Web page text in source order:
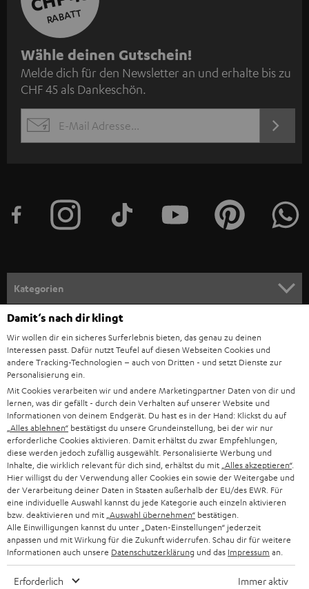
RABATT
N
e
w
s
l
e
n
m
e
l
d
u
n
g
Wähle deinen Gutschein!
Melde dich für den Newsletter an und erhalte bis zu
CHF 45 als Dankeschön.
EMAIL
JETZT
Kategorien
HEIMKINO
HEIMKINO-KOMPLETTANLAGEN
SOUNDBARS
STEREO
SMART HOME
BLUETOOTH-LAUTSPRECHER
KOPFHÖRER
BLUETOOTH-KOPFHÖRER
Unternehmen
SUPPORT
KARRIERE
PRESSE & MARKETING
GESCHÄFTSKUNDEN
PARTNERPROGRAMM
BLOG
NEWSLETTER
Teufel Onlineshops
DEUTSCHLAND
ÖSTERREICH
SCHWEIZ
NIEDERLANDE
FRANKREICH
Damit‘s nach dir klingt
Wir wollen dir ein sicheres Surferlebnis bieten, das genau zu deinen
Interessen passt. Dafür nutzt Teufel auf diesen Webseiten Cookies und
andere Tracking-Technologien – auch von Dritten - und setzt Dienste zur
Personalisierung ein.
Mit Cookies verarbeiten wir und andere Marketingpartner Daten von dir und
lernen, was dir gefällt - durch dein Verhalten auf unserer Website und
Informationen von deinem Endgerät. Du hast es in der Hand: Klickst du auf
„Alles ablehnen“ bestätigst du unsere Grundeinstellung, bei der wir nur
erforderliche Cookies aktivieren. Damit erhältst du zwar Empfehlungen,
diese werden jedoch zufällig ausgewählt. Personalisierte Werbung und
Inhalte, die wirklich relevant für dich sind, erhältst du mit „Alles akzeptieren“.
Hier willigst du der Verwendung aller Cookies ein sowie der Weitergabe und
der Verarbeitung deiner Daten in Staaten außerhalb der EU/des EWR. Für
eine individuelle Auswahl kannst du jede Kategorie auch einzeln aktivieren
bzw. deaktivieren und mit „Auswahl übernehmen“ bestätigen.
Alle Einwilligungen kannst du unter „Daten-Einstellungen“ jederzeit
anpassen und mit Wirkung für die Zukunft widerrufen. Schau dir für weitere
Informationen auch unsere Datenschutzerklärung und das Impressum an.
Erforderlich Immer aktiv